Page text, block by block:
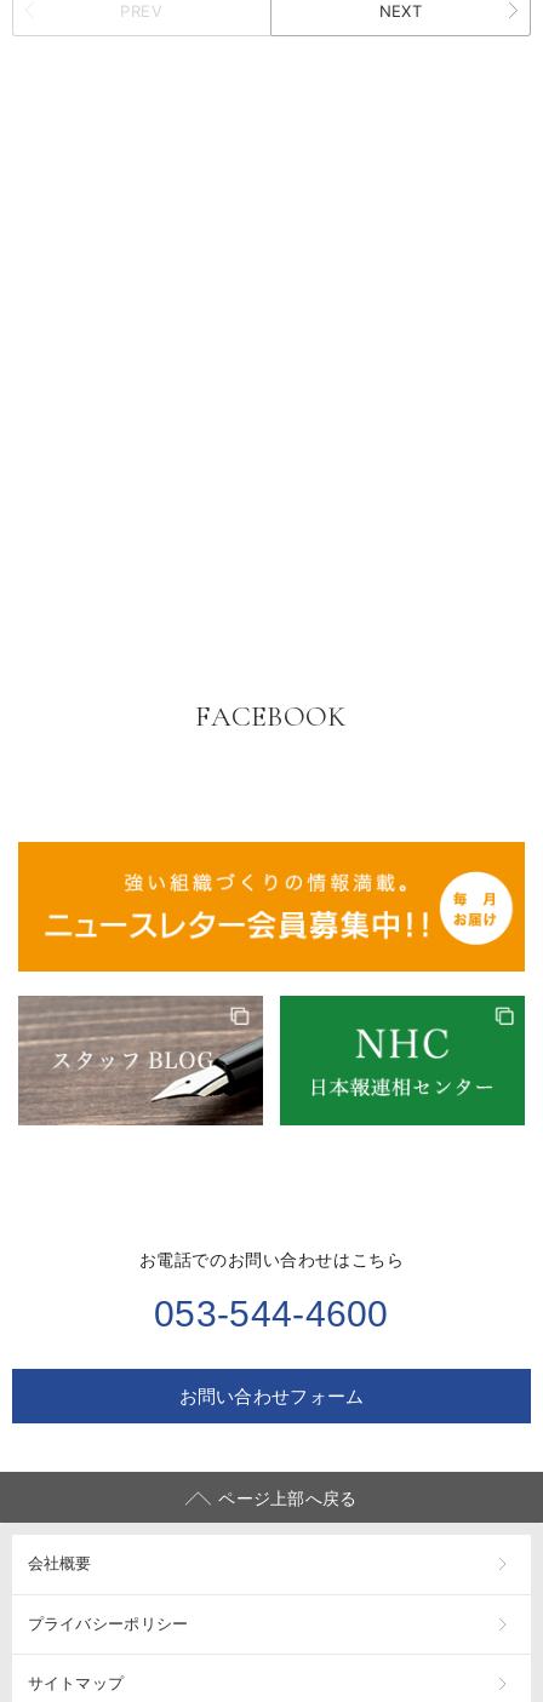
PREV NEXT
FACEBOOK
お電話でのお問い合わせはこちら
053-544-4600
お問い合わせフォーム
ページ上部へ戻る
会社概要
プライバシーポリシー
サイトマップ